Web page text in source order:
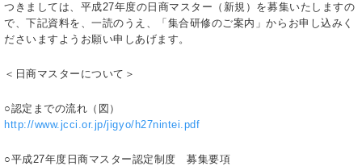
つきましては、平成27年度の日商マスター（新規）を募集いたしますの
で、下記資料を、一読のうえ、「集合研修のご案内」からお申し込みく
ださいますようお願い申しあげます。
＜日商マスターについて＞
○認定までの流れ（図）
http://www.jcci.or.jp/jigyo/h27nintei.pdf
○平成27年度日商マスター認定制度 募集要項